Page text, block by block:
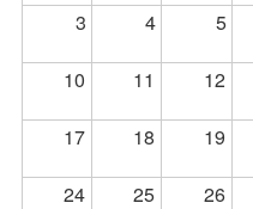
3 4 5
10 11 12
17 18 19
24 25 26